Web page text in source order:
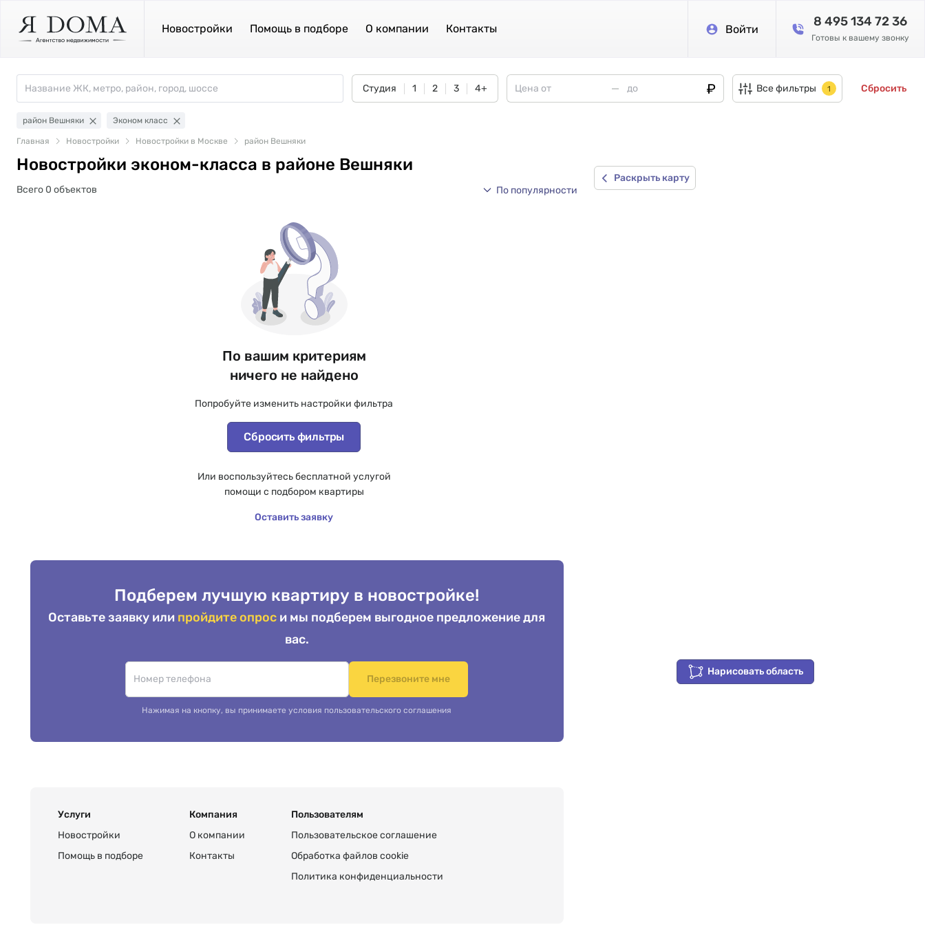
Новостройки Помощь в подборе О компании Контакты Войти
8 495 134 72 36
Готовы к вашему звонку
Студия 1 2 3 4+ Все фильтры 1 Сбросить
район Вешняки Эконом класс
Главная Новостройки Новостройки в Москве район Вешняки
Нарисовать область
Раскрыть карту
Новостройки эконом-класса в районе Вешняки
Всего 0 объектов По популярности
По вашим критериям
ничего не найдено
Попробуйте изменить настройки фильтра
Сбросить фильтры
Или воспользуйтесь бесплатной услугой
помощи с подбором квартиры
Оставить заявку
Подберем лучшую квартиру в новостройке!
Оставьте заявку или пройдите опрос и мы подберем выгодное предложение для
вас.
Перезвоните мне
Нажимая на кнопку, вы принимаете условия пользовательского соглашения
Услуги
Новостройки
Помощь в подборе
Компания
О компании
Контакты
Пользователям
Пользовательское соглашение
Обработка файлов cookie
Политика конфиденциальности